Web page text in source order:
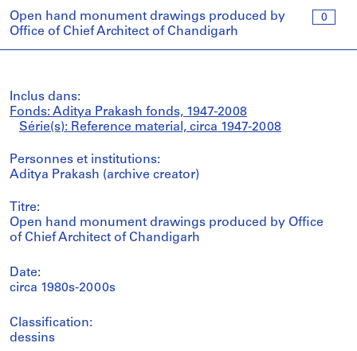
0
Open hand monument drawings produced by
Office of Chief Architect of Chandigarh
Inclus dans:
Fonds: Aditya Prakash fonds, 1947-2008
Série(s): Reference material, circa 1947-2008
Personnes et institutions:
Aditya Prakash (archive creator)
Titre:
Open hand monument drawings produced by Office
of Chief Architect of Chandigarh
Date:
circa 1980s-2000s
Classification:
dessins